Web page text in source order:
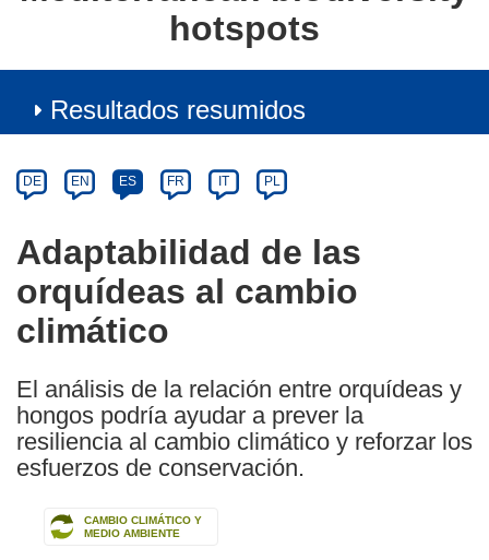
hotspots
Resultados resumidos
Category
Article
available
the
following
languages:
DE EN ES FR IT PL
Adaptabilidad de las
orquídeas al cambio
climático
El análisis de la relación entre orquídeas y
hongos podría ayudar a prever la
resiliencia al cambio climático y reforzar los
esfuerzos de conservación.
CAMBIO CLIMÁTICO Y
MEDIO AMBIENTE